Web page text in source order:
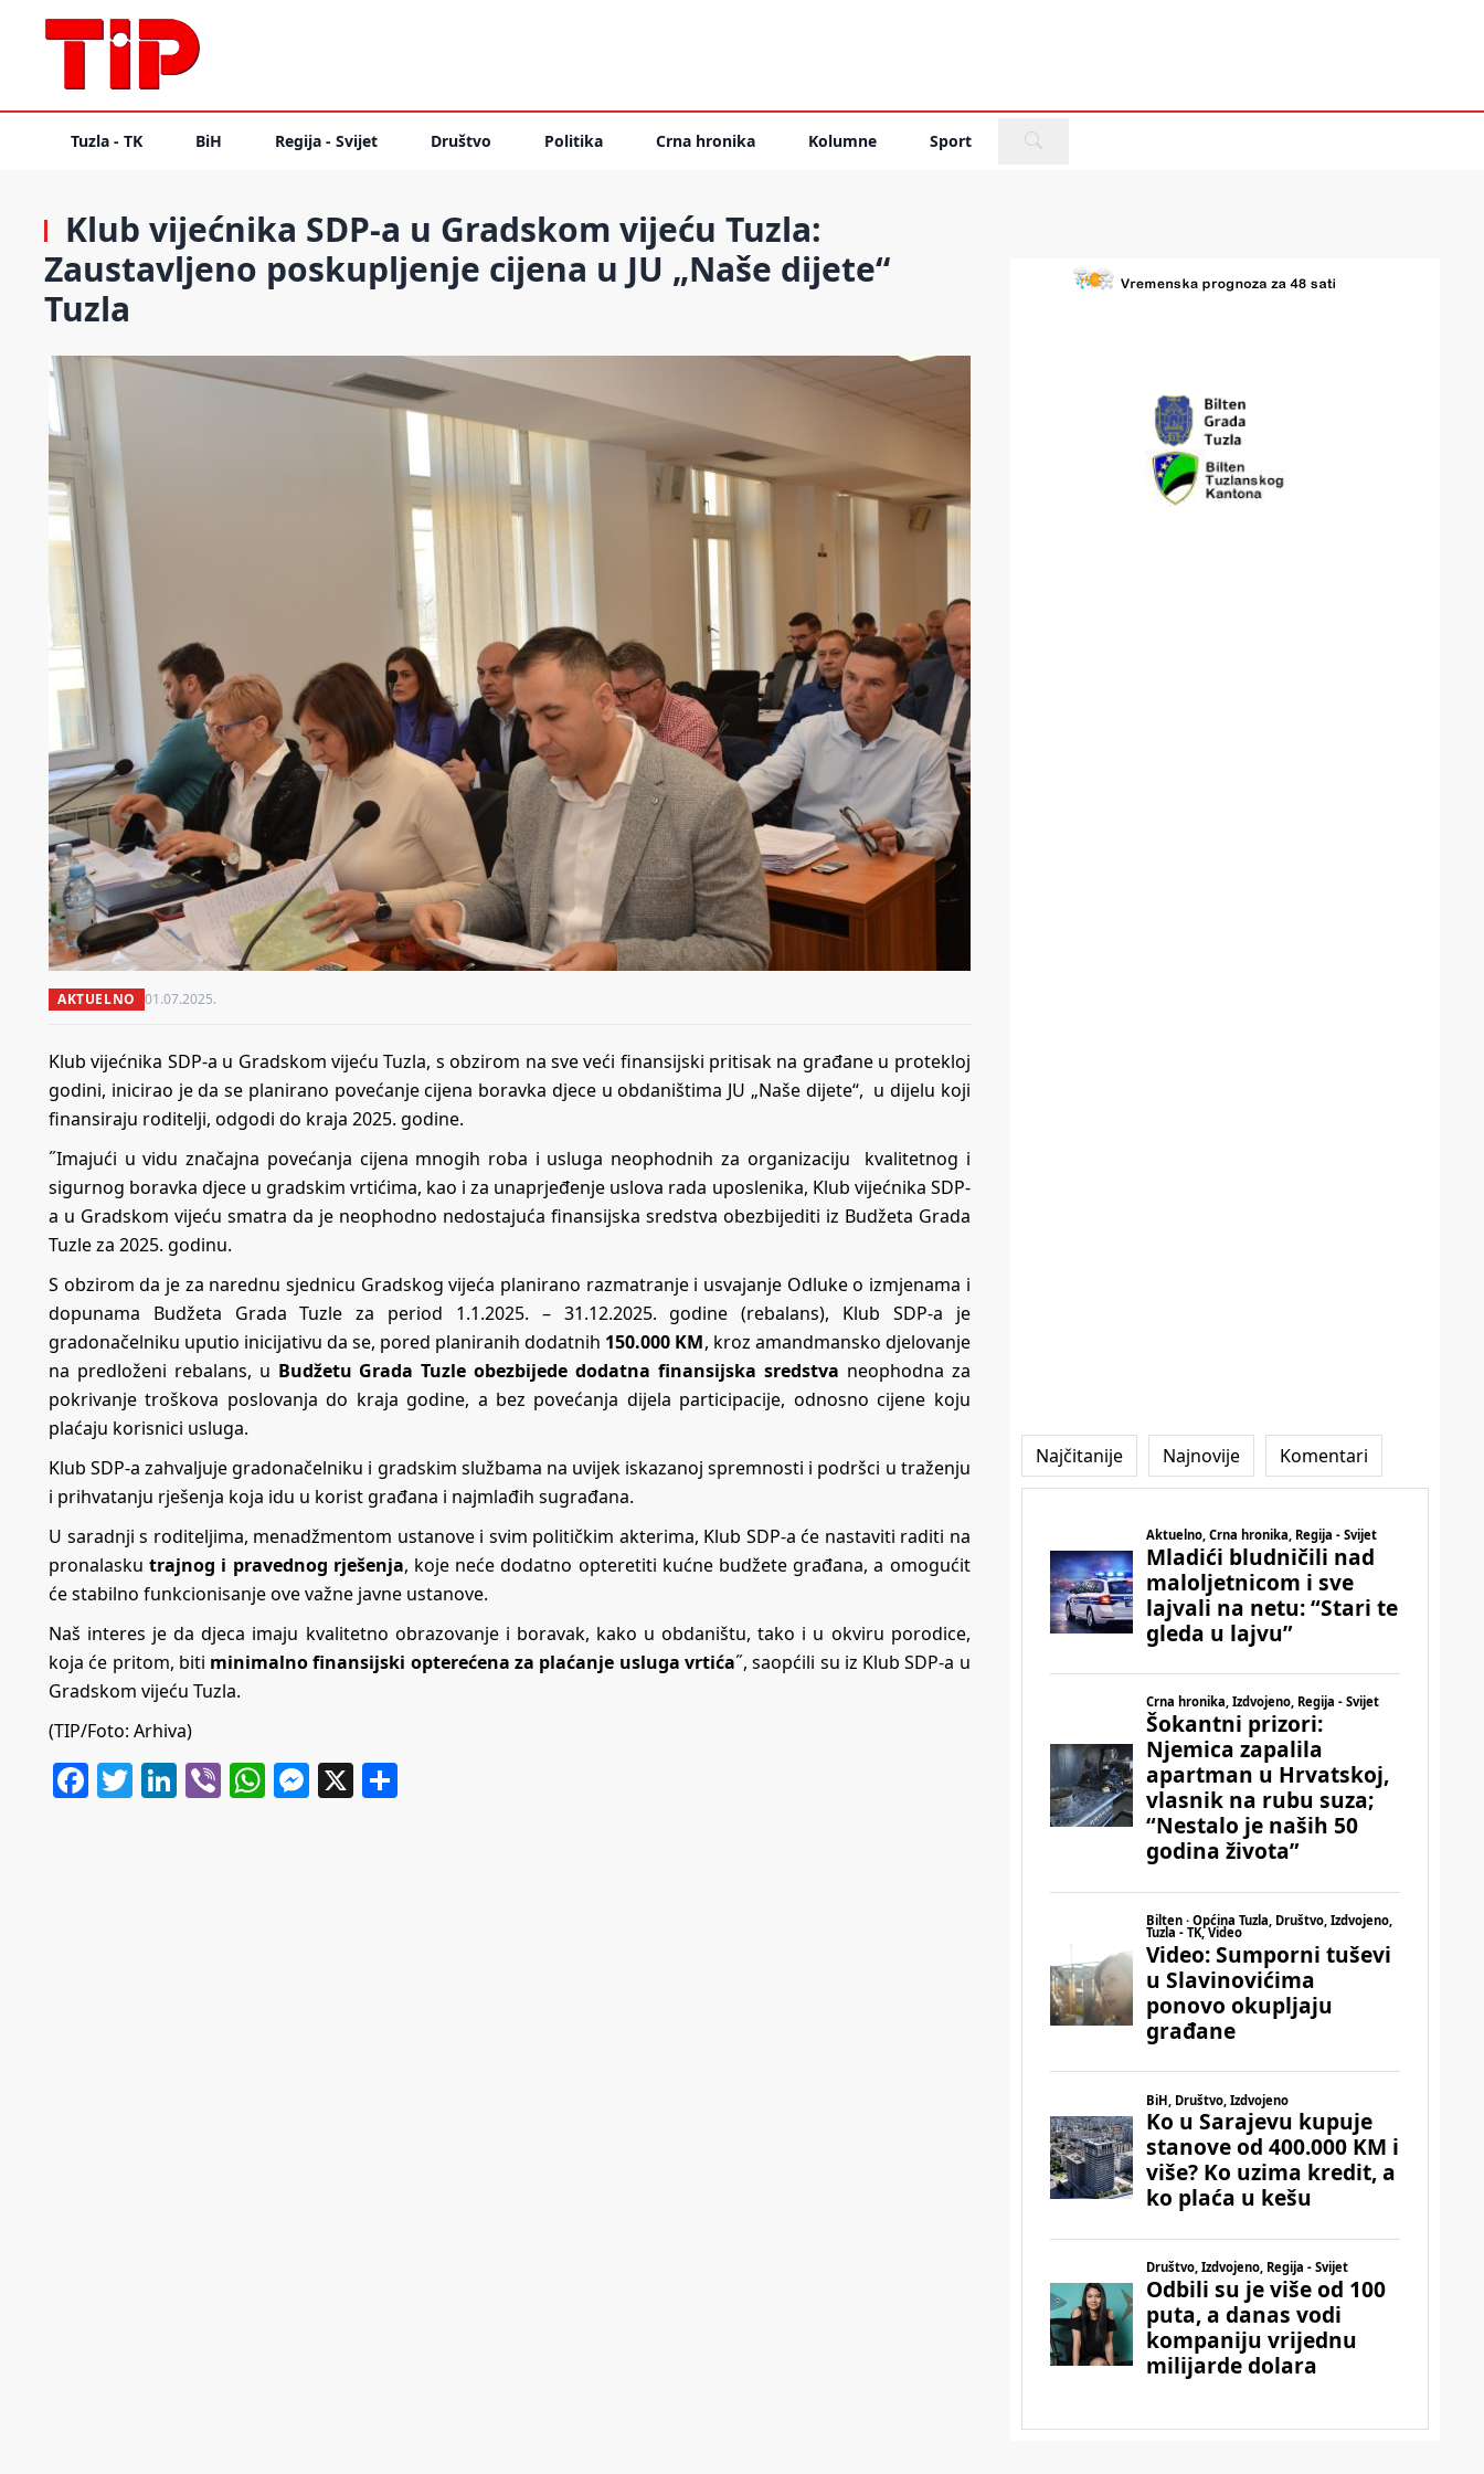
Tuzla - TK BiH Regija - Svijet Društvo Politika Crna hronika Kolumne Sport
Klub vijećnika SDP-a u Gradskom vijeću Tuzla:
Zaustavljeno poskupljenje cijena u JU „Naše dijete“
Tuzla
AKTUELNO 01.07.2025.
Klub vijećnika SDP-a u Gradskom vijeću Tuzla, s obzirom na sve veći finansijski pritisak na građane u protekloj
godini, inicirao je da se planirano povećanje cijena boravka djece u obdaništima JU „Naše dijete“, u dijelu koji
finansiraju roditelji, odgodi do kraja 2025. godine.
˝Imajući u vidu značajna povećanja cijena mnogih roba i usluga neophodnih za organizaciju kvalitetnog i
sigurnog boravka djece u gradskim vrtićima, kao i za unaprjeđenje uslova rada uposlenika, Klub vijećnika SDP-
a u Gradskom vijeću smatra da je neophodno nedostajuća finansijska sredstva obezbijediti iz Budžeta Grada
Tuzle za 2025. godinu.
S obzirom da je za narednu sjednicu Gradskog vijeća planirano razmatranje i usvajanje Odluke o izmjenama i
dopunama Budžeta Grada Tuzle za period 1.1.2025. – 31.12.2025. godine (rebalans), Klub SDP-a je
gradonačelniku uputio inicijativu da se, pored planiranih dodatnih 150.000 KM, kroz amandmansko djelovanje
na predloženi rebalans, u Budžetu Grada Tuzle obezbijede dodatna finansijska sredstva neophodna za
pokrivanje troškova poslovanja do kraja godine, a bez povećanja dijela participacije, odnosno cijene koju
plaćaju korisnici usluga.
Klub SDP-a zahvaljuje gradonačelniku i gradskim službama na uvijek iskazanoj spremnosti i podršci u traženju
i prihvatanju rješenja koja idu u korist građana i najmlađih sugrađana.
U saradnji s roditeljima, menadžmentom ustanove i svim političkim akterima, Klub SDP-a će nastaviti raditi na
pronalaskutrajnog i pravednog rješenja, koje neće dodatno opteretiti kućne budžete građana, a omogućit
će stabilno funkcionisanje ove važne javne ustanove.
Naš interes je da djeca imaju kvalitetno obrazovanje i boravak, kako u obdaništu, tako i u okviru porodice,
koja će pritom, biti minimalno finansijski opterećena za plaćanje usluga vrtića˝, saopćili su iz Klub SDP-a u
Gradskom vijeću Tuzla.
(TIP/Foto: Arhiva)
Facebook
Twitter
LinkedIn
ViberWhatsApp
Messenger
X
Najčitanije Najnovije Komentari